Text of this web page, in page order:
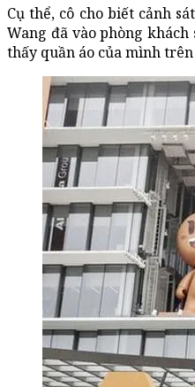
Cụ thể, cô cho biết cảnh
Wang đã vào phòng khách
thấy quần áo của mình